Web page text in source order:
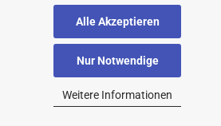
Alle Akzeptieren
Nur Notwendige
Weitere Informationen